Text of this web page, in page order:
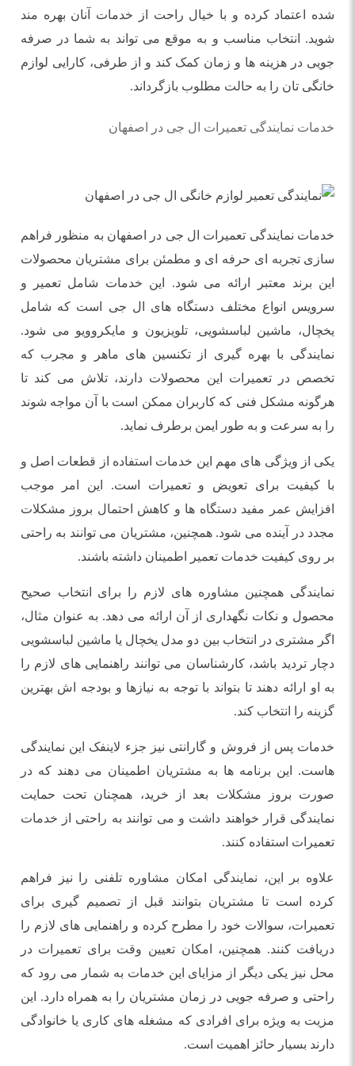
شده اعتماد کرده و با خیال راحت از خدمات آنان بهره‌ مند
شوید. انتخاب مناسب و به‌ موقع می ‌تواند به شما در صرفه
‌جویی در هزینه ‌ها و زمان کمک کند و از طرفی، کارایی لوازم
خانگی ‌تان را به حالت مطلوب بازگرداند.
خدمات نمایندگی تعمیرات ال جی در اصفهان
خدمات نمایندگی تعمیرات ال جی در اصفهان به منظور فراهم
‌سازی تجربه ‌ای حرفه‌ ای و مطمئن برای مشتریان محصولات
این برند معتبر ارائه می‌ شود. این خدمات شامل تعمیر و
سرویس انواع مختلف دستگاه‌ های ال جی است که شامل
یخچال، ماشین لباسشویی، تلویزیون و مایکروویو می ‌شود.
نمایندگی با بهره ‌گیری از تکنسین‌ های ماهر و مجرب که
تخصص در تعمیرات این محصولات دارند، تلاش می ‌کند تا
هرگونه مشکل فنی که کاربران ممکن است با آن مواجه شوند
را به سرعت و به طور ایمن برطرف نماید.
یکی از ویژگی ‌های مهم این خدمات استفاده از قطعات اصل و
با کیفیت برای تعویض و تعمیرات است. این امر موجب
افزایش عمر مفید دستگاه ‌ها و کاهش احتمال بروز مشکلات
مجدد در آینده می ‌شود. همچنین، مشتریان می ‌توانند به ‌راحتی
بر روی کیفیت خدمات تعمیر اطمینان داشته باشند.
نمایندگی همچنین مشاوره‌ های لازم را برای انتخاب صحیح
محصول و نکات نگهداری از آن ارائه می ‌دهد. به عنوان مثال،
اگر مشتری در انتخاب بین دو مدل یخچال یا ماشین لباسشویی
دچار تردید باشد، کارشناسان می ‌توانند راهنمایی‌ های لازم را
به او ارائه دهند تا بتواند با توجه به نیازها و بودجه‌ اش بهترین
گزینه را انتخاب کند.
خدمات پس از فروش و گارانتی نیز جزء لاینفک این نمایندگی
هاست. این برنامه ‌ها به مشتریان اطمینان می ‌دهند که در
صورت بروز مشکلات بعد از خرید، همچنان تحت حمایت
نمایندگی قرار خواهند داشت و می ‌توانند به راحتی از خدمات
تعمیرات استفاده کنند.
علاوه بر این، نمایندگی امکان مشاوره تلفنی را نیز فراهم
کرده است تا مشتریان بتوانند قبل از تصمیم‌ گیری برای
تعمیرات، سوالات خود را مطرح کرده و راهنمایی ‌های لازم را
دریافت کنند. همچنین، امکان تعیین وقت برای تعمیرات در
محل نیز یکی دیگر از مزایای این خدمات به شمار می ‌رود که
راحتی و صرفه ‌جویی در زمان مشتریان را به همراه دارد. این
مزیت به ویژه برای افرادی که مشغله‌ های کاری یا خانوادگی
دارند بسیار حائز اهمیت است.